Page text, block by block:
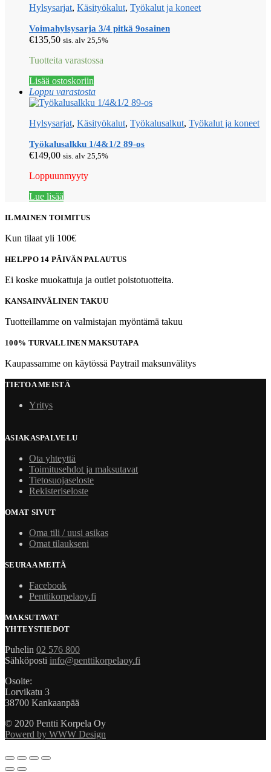
Hylsysarjat, Käsityökalut, Työkalut ja koneet
Voimahylsysarja 3/4 pitkä 9osainen
€135,50 sis. alv 25,5%
Tuotteita varastossa
Lisää ostoskoriin
Loppu varastosta
Hylsysarjat, Käsityökalut, Työkalusalkut, Työkalut ja koneet
Työkalusalkku 1/4&1/2 89-os
€149,00 sis. alv 25,5%
Loppuunmyyty
Lue lisää
ILMAINEN TOIMITUS
Kun tilaat yli 100€
HELPPO 14 PÄIVÄN PALAUTUS
Ei koske muokattuja ja outlet poistotuotteita.
KANSAINVÄLINEN TAKUU
Tuotteillamme on valmistajan myöntämä takuu
100% TURVALLINEN MAKSUTAPA
Kaupassamme on käytössä Paytrail maksunvälitys
TIETOA MEISTÄ
Yritys
ASIAKASPALVELU
Ota yhteyttä
Toimitusehdot ja maksutavat
Tietosuojaseloste
Rekisteriseloste
OMAT SIVUT
Oma tili / uusi asikas
Omat tilaukseni
SEURAA MEITÄ
Facebook
Penttikorpelaoy.fi
MAKSUTAVAT
YHTEYSTIEDOT
Puhelin 02 576 800
Sähköposti info@penttikorpelaoy.fi
Osoite:
Lorvikatu 3
38700 Kankaanpää
© 2020 Pentti Korpela Oy
Powerd by WWW Design